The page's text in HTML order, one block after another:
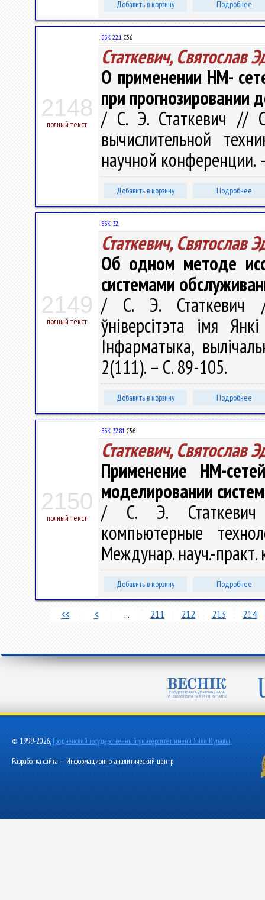
Добавить в корзину Подробнее
2148
полный текст
ББК 22.1 С56
Статкевич, Святослав
О применении НМ-
при прогнозировании
/ С. Э. Статкевич //
вычислительной
научной конференции.
Добавить в корзину Подробнее
2149
полный текст
ББК 32.
Статкевич, Святослав
Об одном методе
системами
/ С. Э. Статкевич //
ўніверсітэта імя
Інфарматыка,
2(111). – С. 89-105.
Добавить в корзину Подробнее
2150
полный текст
ББК 32.81 С56
Статкевич, Святослав
Применение НМ-
моделировании
/ С. Э. Статкевич
компьютерные
Междунар. науч.-
Добавить в корзину Подробнее
<< < ... 211 212 213 214
© 1999-2026, Гродненский государственный университет имени Янки Купалы
Разработка сайта — Информационно-аналитический центр